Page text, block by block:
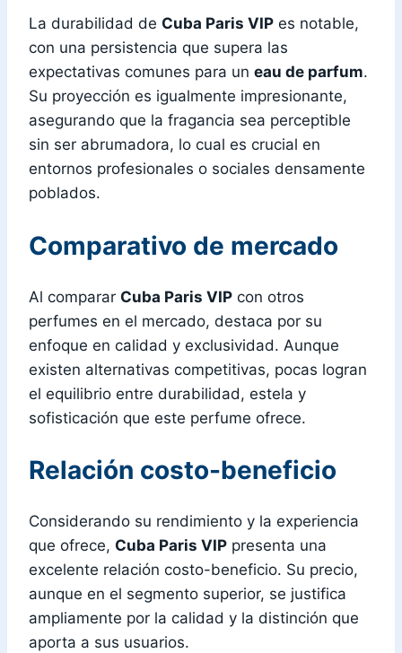
La durabilidad de Cuba Paris VIP es notable,
con una persistencia que supera las
expectativas comunes para un eau de parfum.
Su proyección es igualmente impresionante,
asegurando que la fragancia sea perceptible
sin ser abrumadora, lo cual es crucial en
entornos profesionales o sociales densamente
poblados.
Comparativo de mercado
Al comparar Cuba Paris VIP con otros
perfumes en el mercado, destaca por su
enfoque en calidad y exclusividad. Aunque
existen alternativas competitivas, pocas logran
el equilibrio entre durabilidad, estela y
sofisticación que este perfume ofrece.
Relación costo-beneficio
Considerando su rendimiento y la experiencia
que ofrece, Cuba Paris VIP presenta una
excelente relación costo-beneficio. Su precio,
aunque en el segmento superior, se justifica
ampliamente por la calidad y la distinción que
aporta a sus usuarios.